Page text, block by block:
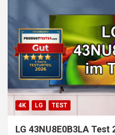
4K LG TEST
LG 43NU8E0B3LA